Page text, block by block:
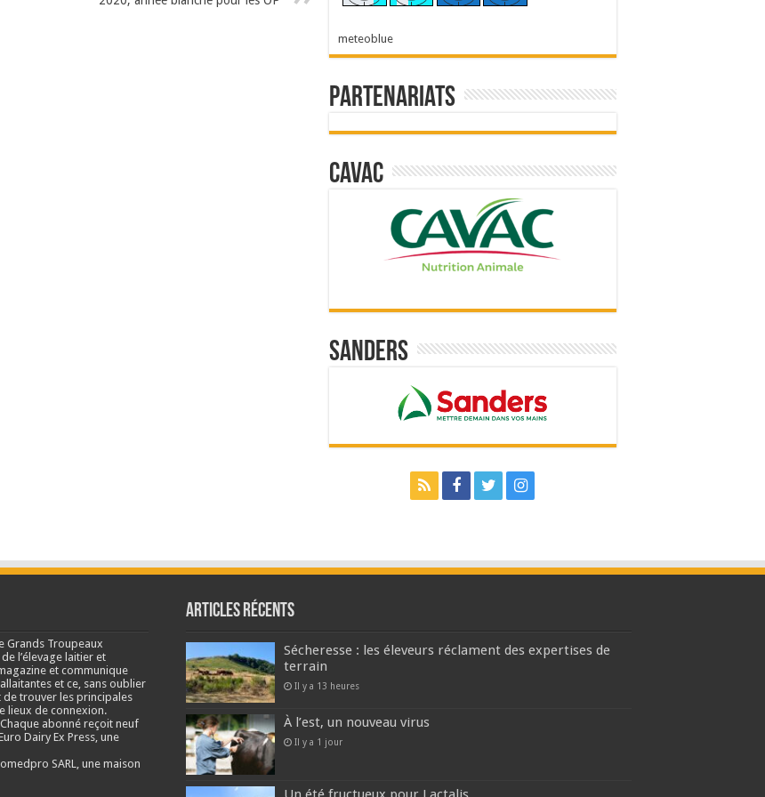
meteoblue
Partenariats
Cavac
Sanders
Grands Troupeaux
l’élevage laitier et
et communique
et ce, sans oublier
de trouver les principales
lieux de connexion.
abonné reçoit neuf
Dairy Ex Press, une
SARL, une maison
Articles récents
Sécheresse : les éleveurs réclament des expertises de
terrain
Il y a 13 heures
À l’est, un nouveau virus
Il y a 1 jour